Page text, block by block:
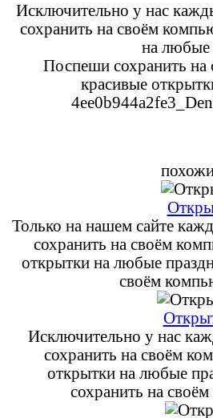
Исключительно у нас
сохранить на своём
на любые
Поспеши сохранить на
красивые
Только на нашем сайте
сохранить на своём
открытки на любые
своём
Исключительно у нас
сохранить на своём
открытки на любые
сохранить на